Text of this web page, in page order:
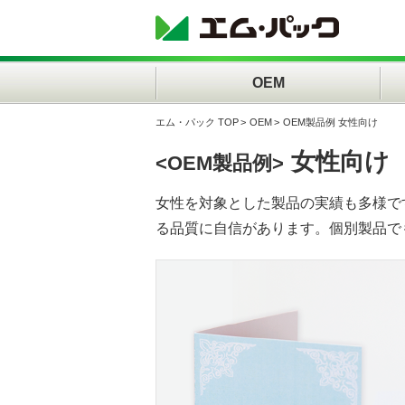
OEM
エム・パック TOP OEM OEM製品例 女性向け
<OEM製品例> 女性向け
女性を対象とした製品の実績も多様
る品質に自信があります。個別製品